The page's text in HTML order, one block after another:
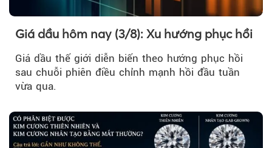
Giá dầu hôm nay (3/8): Xu hướng phục hồi
Giá dầu thế giới diễn biến theo hướng phục hồi
sau chuỗi phiên điều chỉnh mạnh hồi đầu tuần
vừa qua.